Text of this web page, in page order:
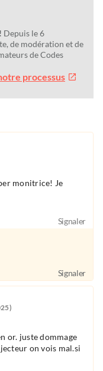
Depuis le 6
de modération et de
de Codes
processus
monitrice! Je
Signaler
Signaler
or. juste dommage
on vois mal.si